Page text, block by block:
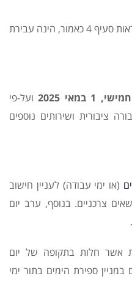
יצוין כי עבירה על הוראות סעיף 4 כאמור, הינה עבירת
2025
ועל-פי
ציבורית ושירותים נוספים
(או ימי עבודה) לעניין חישוב
צרכניים. בנוסף, ערב יום
אשר חלות בתקופה של יום
ספירת הימים בתור ימי